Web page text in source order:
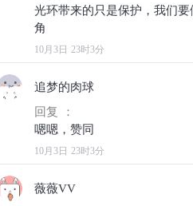
光环带来的只是保护，我们
10月3日 23时3分
追梦的肉球
回复 ：
10月3日 23时3分
薇薇VV